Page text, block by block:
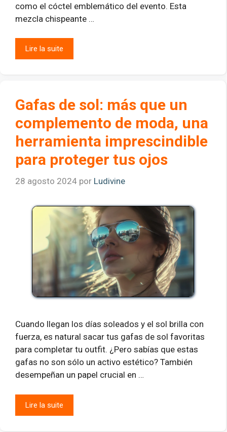
como el cóctel emblemático del evento. Esta
mezcla chispeante …
Lire la suite
Gafas de sol: más que un
complemento de moda, una
herramienta imprescindible
para proteger tus ojos
28 agosto 2024 por Ludivine
Cuando llegan los días soleados y el sol brilla con
fuerza, es natural sacar tus gafas de sol favoritas
para completar tu outfit. ¿Pero sabías que estas
gafas no son sólo un activo estético? También
desempeñan un papel crucial en …
Lire la suite